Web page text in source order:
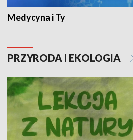
Medycyna i Ty
PRZYRODA I EKOLOGIA